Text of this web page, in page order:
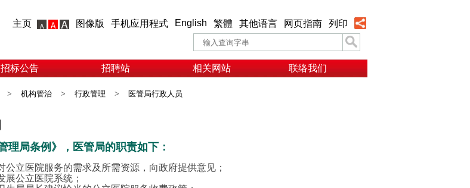
主页 图像版 手机应用程式 English 繁體 其他语言 网页指南 列印
招标公告 招聘站 相关网站 联络我们
> 机构管治 > 行政管理 > 医管局行政人员